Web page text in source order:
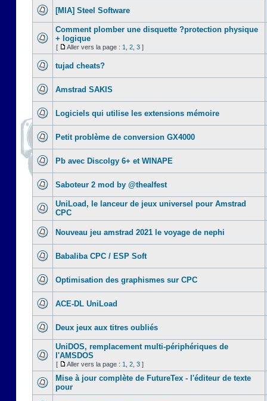
[MIA] Steel Software
Comment plomber une disquette ?protection physique
+ logique
[ Aller vers la page : 1 2 3 ]
tujad cheats?
Amstrad SAKIS
Logiciels qui utilise les extensions mémoire
Petit problème de conversion GX4000
Pb avec Discolgy 6+ et WINAPE
Saboteur 2 mod by @thealfest
UniLoad, le lanceur de jeux universel pour Amstrad
CPC
Nouveau jeu amstrad 2021 le voyage de nephi
Babaliba CPC / ESP Soft
Optimisation des graphismes sur CPC
ACE-DL UniLoad
Deux jeux aux titres oubliés
UniDOS, remplacement multi-périphériques de
l'AMSDOS
[ Aller vers la page : 1 2 3 ]
Mise à jour complète de FutureTex - l'éditeur de texte
pour